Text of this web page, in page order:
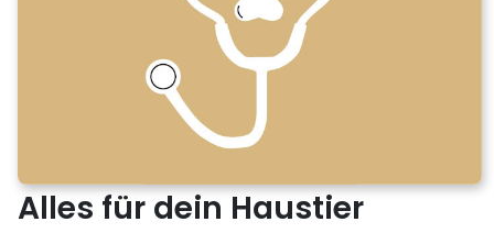
Alles für dein Haustier